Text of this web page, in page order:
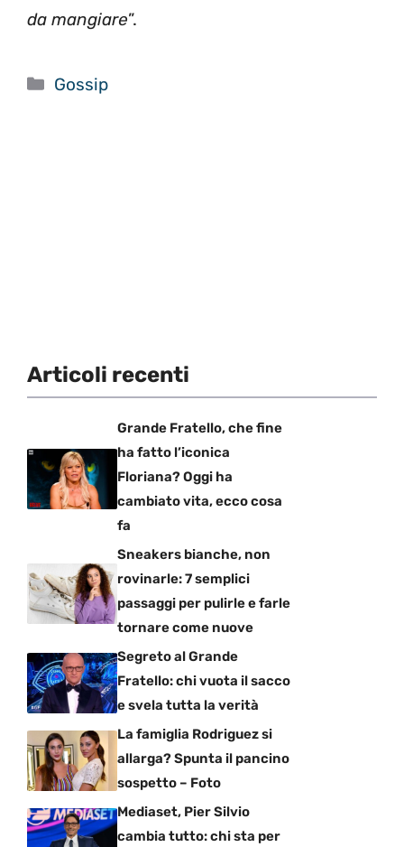
da mangiare”.
Categorie
Gossip
Articoli recenti
Grande Fratello, che fine
ha fatto l’iconica
Floriana? Oggi ha
cambiato vita, ecco cosa
fa
Sneakers bianche, non
rovinarle: 7 semplici
passaggi per pulirle e farle
tornare come nuove
Segreto al Grande
Fratello: chi vuota il sacco
e svela tutta la verità
La famiglia Rodriguez si
allarga? Spunta il pancino
sospetto – Foto
Mediaset, Pier Silvio
cambia tutto: chi sta per